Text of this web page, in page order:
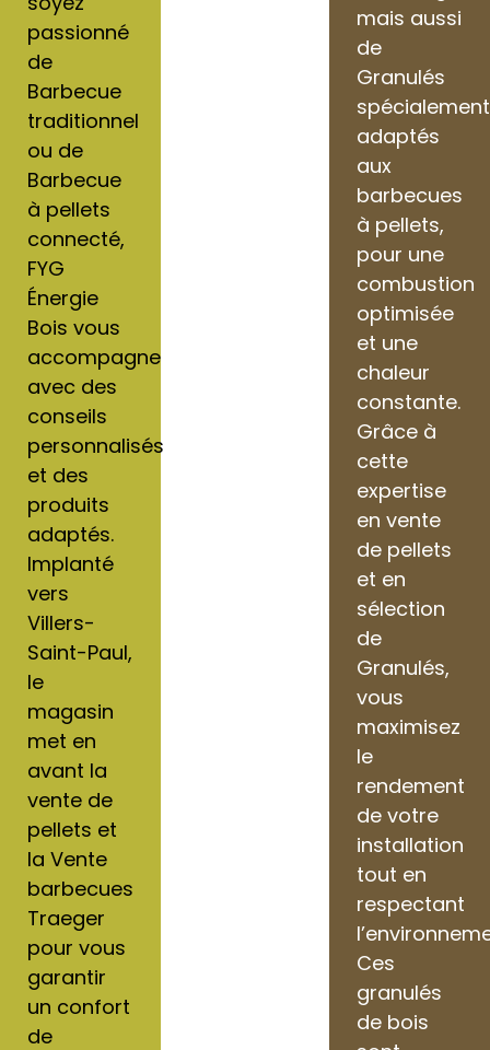
passionné
de
Barbecue
traditionnel
ou de
Barbecue
à pellets
connecté,
FYG
Énergie
Bois vous
accompagne
avec des
conseils
personnalisés
et des
produits
adaptés.
Implanté
vers
Villers-
Saint-Paul,
le
magasin
met en
avant la
vente de
pellets et
la Vente
barbecues
Traeger
pour vous
garantir
un confort
de
mais aussi
de
Granulés
spécialement
adaptés
aux
barbecues
à pellets,
pour une
combustion
optimisée
et une
chaleur
constante.
Grâce à
cette
expertise
en vente
de pellets
et en
sélection
de
Granulés,
vous
maximisez
le
rendement
de votre
installation
tout en
respectant
Ces
granulés
de bois